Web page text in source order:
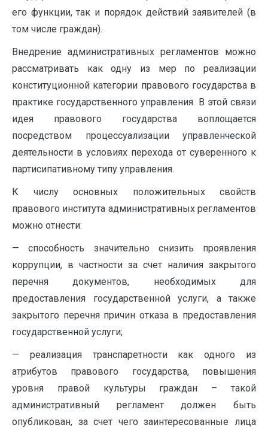
его функции, так и порядок действий заявителей (в
том числе граждан).
Внедрение административных регламентов можно
рассматривать как одну из мер по реализации
конституционной категории правового государства в
практике государственного управления. В этой связи
идея правового государства воплощается
посредством процессуализации управленческой
деятельности в условиях перехода от суверенного к
партисипативному типу управления.
К числу основных положительных свойств
правового института административных регламентов
можно отнести:
— способность значительно снизить проявления
коррупции, в частности за счет наличия закрытого
перечня документов, необходимых для
предоставления государственной услуги, а также
закрытого перечня причин отказа в предоставления
государственной услуги;
— реализация транспаретности как одного из
атрибутов правового государства, повышения
уровня правой культуры граждан – такой
административный регламент должен быть
опубликован, за счет чего заинтересованные лица